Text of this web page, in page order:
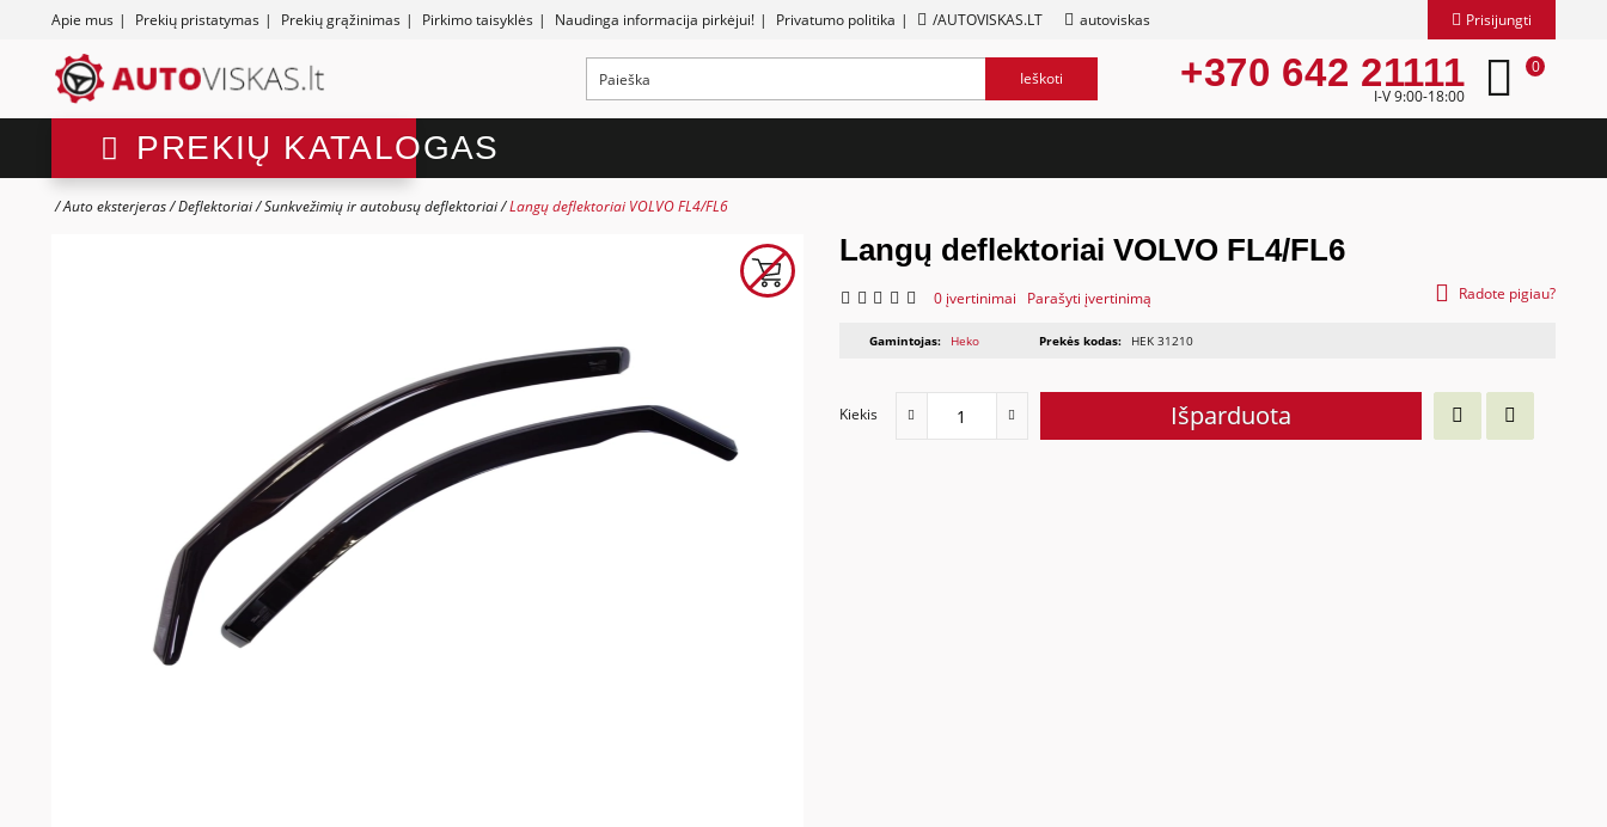
Apie mus | Prekių pristatymas | Prekių grąžinimas | Pirkimo taisyklės | Naudinga informacija pirkėjui! | Privatumo politika | /AUTOVISKAS.LT autoviskas Prisijungti
Ieškoti +370 642 21111
I-V 9:00-18:00
0
PREKIŲ KATALOGAS
Auto eksterjeras Deflektoriai Sunkvežimių ir autobusų deflektoriai Langų deflektoriai VOLVO FL4/FL6
Langų deflektoriai VOLVO FL4/FL6
0 įvertinimai Parašyti įvertinimą Radote pigiau?
Gamintojas: Heko Prekės kodas: HEK 31210
Kiekis Išparduota